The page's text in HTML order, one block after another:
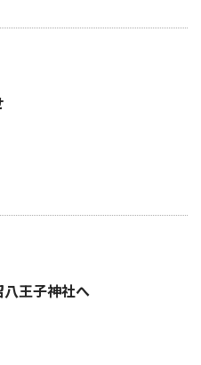
八王子神社へ